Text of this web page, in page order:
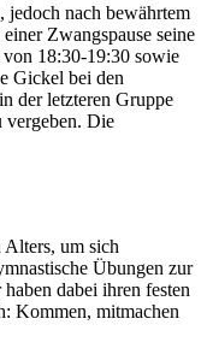
nach bewährtem
Zwangspause seine
18:30-19:30 sowie
Gickel bei den
der letzteren Gruppe
vergeben. Die
um sich
Übungen zur
dabei ihren festen
Kommen, mitmachen